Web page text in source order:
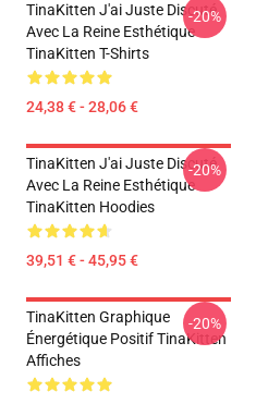
TinaKitten J'ai Juste Discuté
Avec La Reine Esthétique
TinaKitten T-Shirts
24,38 € - 28,06 €
-20%
TinaKitten J'ai Juste Discuté
Avec La Reine Esthétique
TinaKitten Hoodies
39,51 € - 45,95 €
-20%
TinaKitten Graphique
Énergétique Positif TinaKitten
Affiches
-20%